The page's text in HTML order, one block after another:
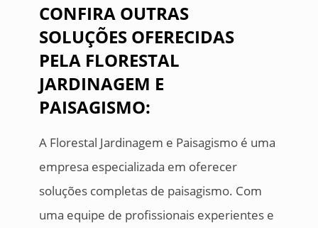
CONFIRA OUTRAS
SOLUÇÕES OFERECIDAS
PELA FLORESTAL
JARDINAGEM E
PAISAGISMO:
A Florestal Jardinagem e Paisagismo é uma
empresa especializada em oferecer
soluções completas de paisagismo. Com
uma equipe de profissionais experientes e